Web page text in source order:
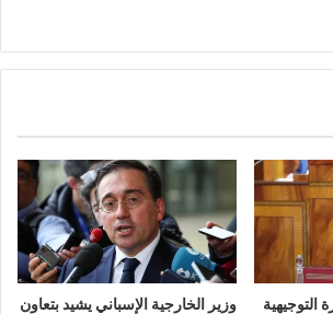
وزير الخارجية الإسباني يشيد بتعاون